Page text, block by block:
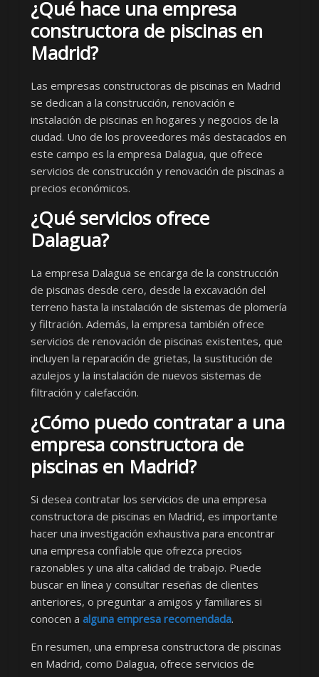
¿Qué hace una empresa
constructora de piscinas en
Madrid?
Las empresas constructoras de piscinas en Madrid
se dedican a la construcción, renovación e
instalación de piscinas en hogares y negocios de la
ciudad. Uno de los proveedores más destacados en
este campo es la empresa Dalagua, que ofrece
servicios de construcción y renovación de piscinas a
precios económicos.
¿Qué servicios ofrece
Dalagua?
La empresa Dalagua se encarga de la construcción
de piscinas desde cero, desde la excavación del
terreno hasta la instalación de sistemas de plomería
y filtración. Además, la empresa también ofrece
servicios de renovación de piscinas existentes, que
incluyen la reparación de grietas, la sustitución de
azulejos y la instalación de nuevos sistemas de
filtración y calefacción.
¿Cómo puedo contratar a una
empresa constructora de
piscinas en Madrid?
Si desea contratar los servicios de una empresa
constructora de piscinas en Madrid, es importante
hacer una investigación exhaustiva para encontrar
una empresa confiable que ofrezca precios
razonables y una alta calidad de trabajo. Puede
buscar en línea y consultar reseñas de clientes
anteriores, o preguntar a amigos y familiares si
conocen aalguna empresa recomendada.
En resumen, una empresa constructora de piscinas
en Madrid, como Dalagua, ofrece servicios de